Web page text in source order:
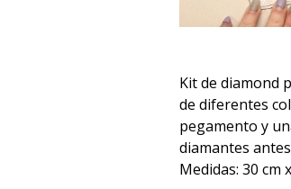
Kit de diamond
de diferentes
pegamento y
diamantes
Medidas: 30 cm